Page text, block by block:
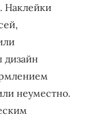
Наклейки
дизайн
неуместно.